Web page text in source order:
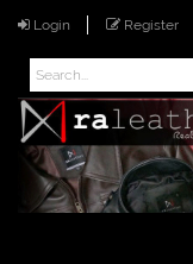
Login Register